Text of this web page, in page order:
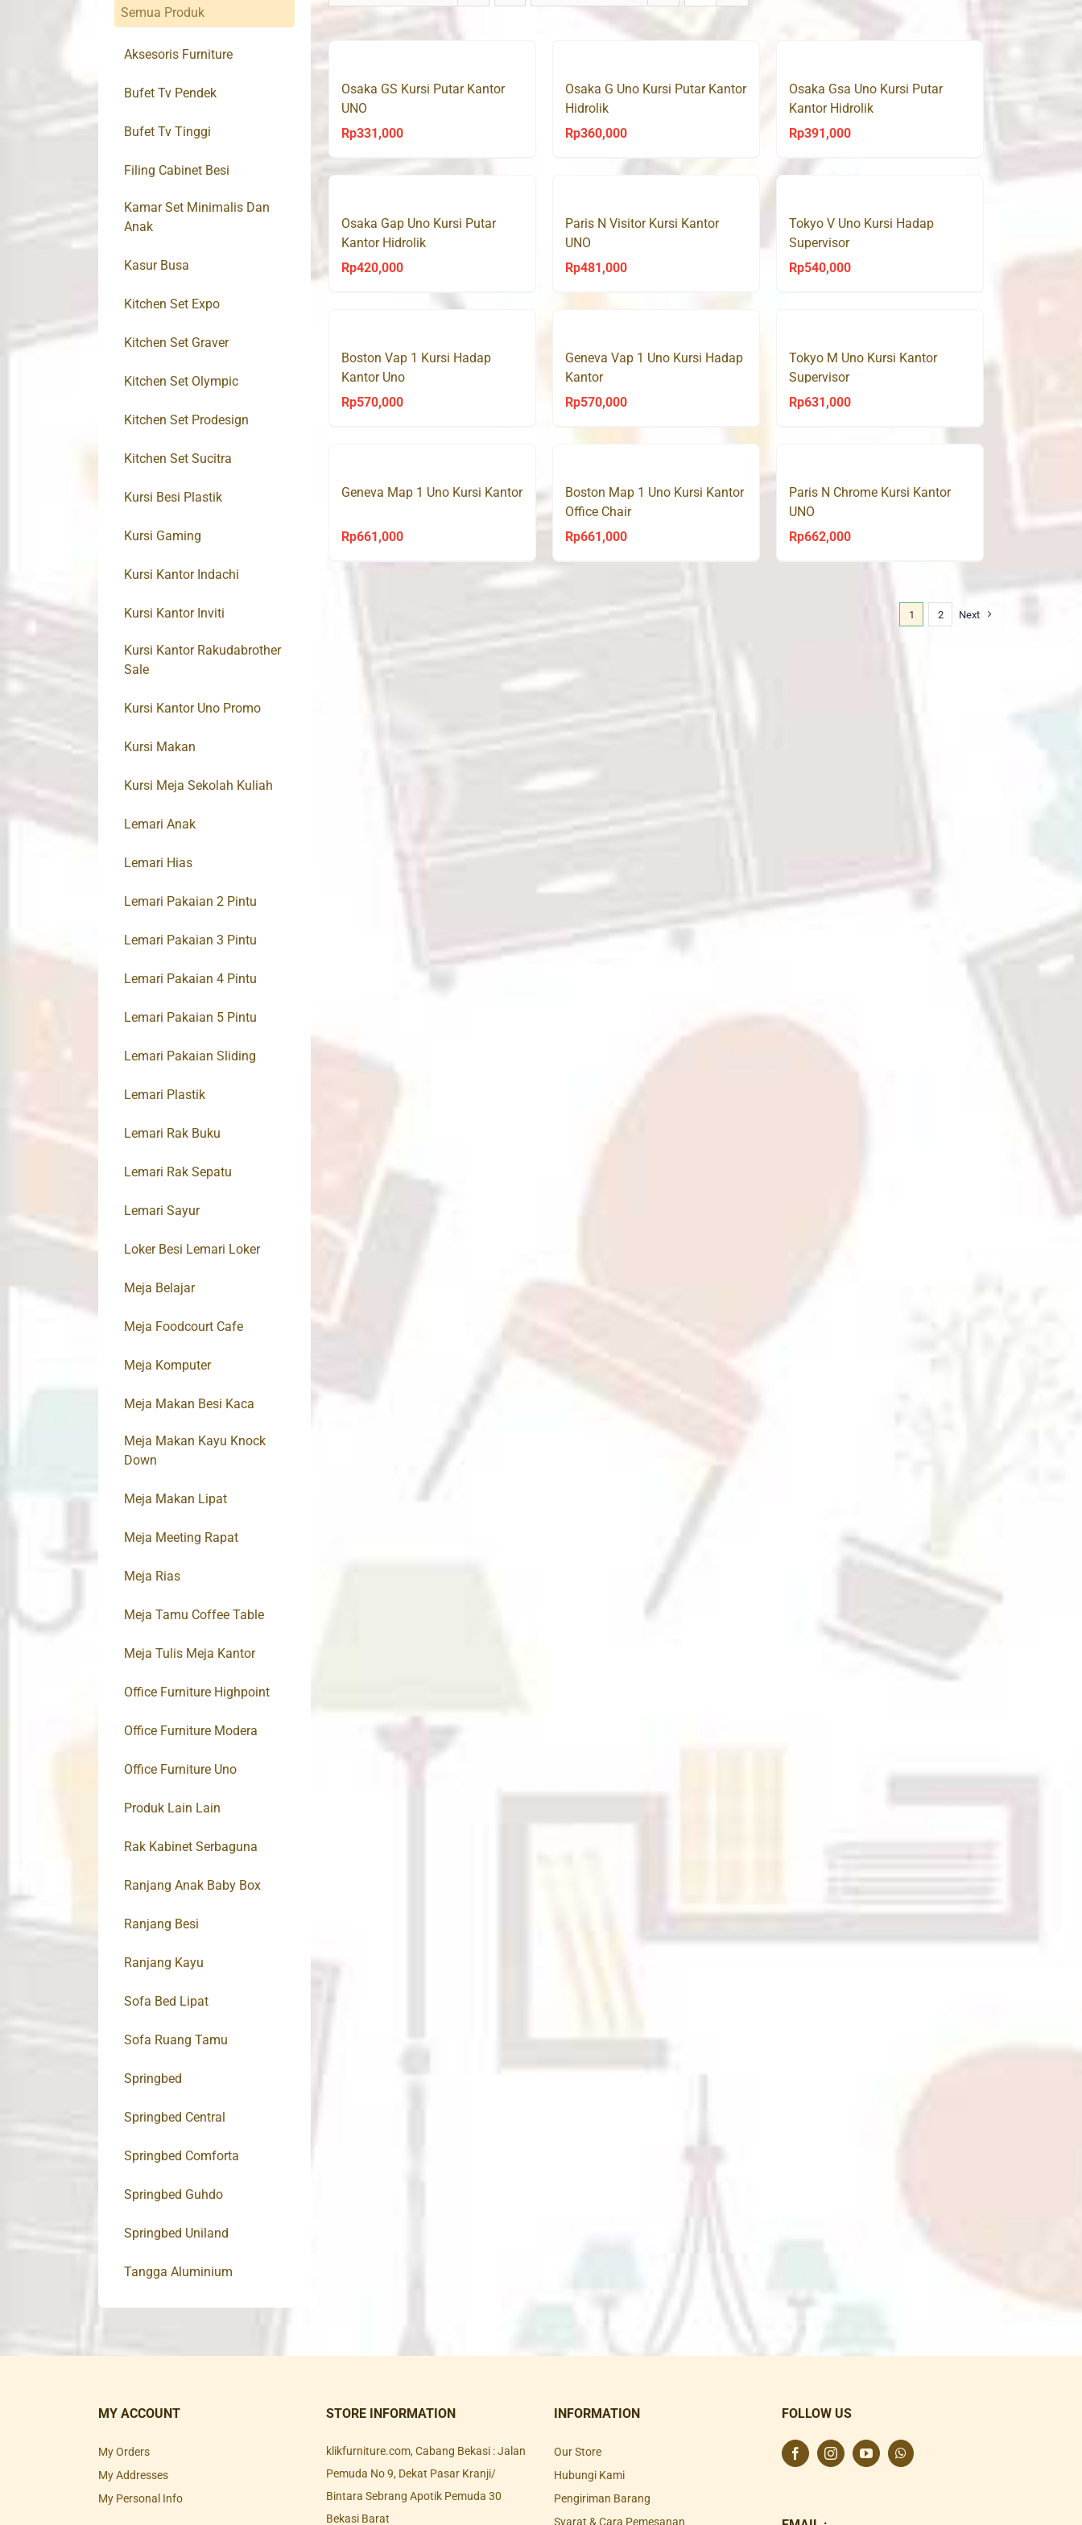
Osaka GS Kursi Putar Kantor
UNO
Rp331,000
Osaka G Uno Kursi Putar Kantor
Hidrolik
Rp360,000
Osaka Gsa Uno Kursi Putar
Kantor Hidrolik
Rp391,000
Osaka Gap Uno Kursi Putar
Kantor Hidrolik
Rp420,000
Paris N Visitor Kursi Kantor
UNO
Rp481,000
Tokyo V Uno Kursi Hadap
Supervisor
Rp540,000
Boston Vap 1 Kursi Hadap
Kantor Uno
Rp570,000
Geneva Vap 1 Uno Kursi Hadap
Kantor
Rp570,000
Tokyo M Uno Kursi Kantor
Supervisor
Rp631,000
Geneva Map 1 Uno Kursi Kantor
Rp661,000
Boston Map 1 Uno Kursi Kantor
Office Chair
Rp661,000
Paris N Chrome Kursi Kantor
UNO
Rp662,000
1 2 Next
Semua Produk
Aksesoris Furniture
Bufet Tv Pendek
Bufet Tv Tinggi
Filing Cabinet Besi
Kamar Set Minimalis Dan
Anak
Kasur Busa
Kitchen Set Expo
Kitchen Set Graver
Kitchen Set Olympic
Kitchen Set Prodesign
Kitchen Set Sucitra
Kursi Besi Plastik
Kursi Gaming
Kursi Kantor Indachi
Kursi Kantor Inviti
Kursi Kantor Rakudabrother
Sale
Kursi Kantor Uno Promo
Kursi Makan
Kursi Meja Sekolah Kuliah
Lemari Anak
Lemari Hias
Lemari Pakaian 2 Pintu
Lemari Pakaian 3 Pintu
Lemari Pakaian 4 Pintu
Lemari Pakaian 5 Pintu
Lemari Pakaian Sliding
Lemari Plastik
Lemari Rak Buku
Lemari Rak Sepatu
Lemari Sayur
Loker Besi Lemari Loker
Meja Belajar
Meja Foodcourt Cafe
Meja Komputer
Meja Makan Besi Kaca
Meja Makan Kayu Knock
Down
Meja Makan Lipat
Meja Meeting Rapat
Meja Rias
Meja Tamu Coffee Table
Meja Tulis Meja Kantor
Office Furniture Highpoint
Office Furniture Modera
Office Furniture Uno
Produk Lain Lain
Rak Kabinet Serbaguna
Ranjang Anak Baby Box
Ranjang Besi
Ranjang Kayu
Sofa Bed Lipat
Sofa Ruang Tamu
Springbed
Springbed Central
Springbed Comforta
Springbed Guhdo
Springbed Uniland
Tangga Aluminium
MY ACCOUNT
My Orders
My Addresses
My Personal Info
STORE INFORMATION
klikfurniture.com, Cabang Bekasi : Jalan
Pemuda No 9, Dekat Pasar Kranji/
Bintara Sebrang Apotik Pemuda 30
Bekasi Barat
INFORMATION
Our Store
Hubungi Kami
Pengiriman Barang
Syarat & Cara Pemesanan
FOLLOW US